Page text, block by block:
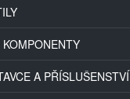
A PŘÍSLUŠENSTVÍ